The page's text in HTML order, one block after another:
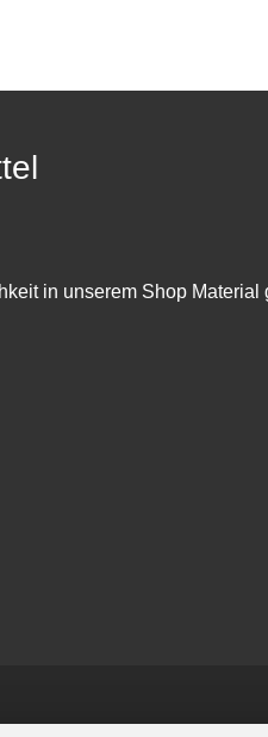
in unserem Shop